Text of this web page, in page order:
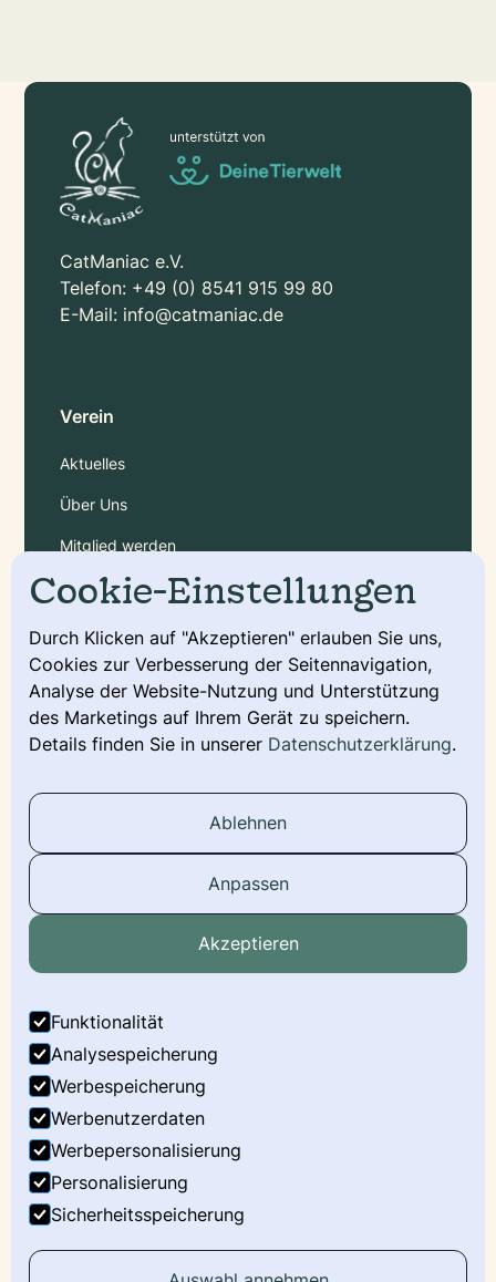
CatManiac e.V.
Telefon: +49 (0) 8541 915 99 80
E-Mail: info@catmaniac.de
Verein
Aktuelles
Über Uns
Mitglied werden
Gebühren
Service
Deckmeldung
Urkunde beantragen
Wurfmeldung
Social Media
LinkedIn
Youtube
Cookie-Einstellungen
Durch Klicken auf "Akzeptieren" erlauben Sie uns,
Cookies zur Verbesserung der Seitennavigation,
Analyse der Website-Nutzung und Unterstützung
des Marketings auf Ihrem Gerät zu speichern.
Details finden Sie in unserer Datenschutzerklärung.
Ablehnen
Anpassen
Akzeptieren
Funktionalität
Analysespeicherung
Werbespeicherung
Werbenutzerdaten
Werbepersonalisierung
Personalisierung
Sicherheitsspeicherung